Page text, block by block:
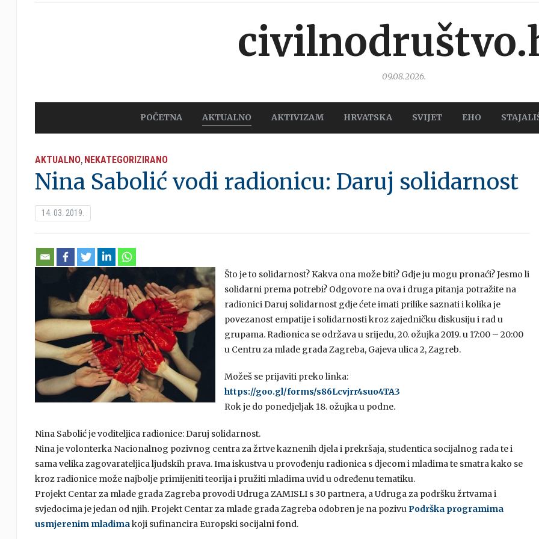
09.08.2026.
POČETNA AKTUALNO AKTIVIZAM HRVATSKA SVIJET EHO
AKTUALNO, NEKATEGORIZIRANO
Nina Sabolić vodi radionicu: Daruj solidarnost
14. 03. 2019.
Što je to solidarnost? Kakva ona može biti? Gdje ju mogu pronaći? Jesmo li
solidarni prema potrebi? Odgovore na ova i druga pitanja potražite na
radionici Daruj solidarnost gdje ćete imati prilike saznati i kolika je
povezanost empatije i solidarnosti kroz zajedničku diskusiju i rad u
grupama. Radionica se održava u srijedu, 20. ožujka 2019. u 17:00 – 20:00
u Centru za mlade grada Zagreba, Gajeva ulica 2, Zagreb.
Možeš se prijaviti preko linka:
https://goo.gl/forms/s86Lcvjrr4suo4TA3
Rok je do ponedjeljak 18. ožujka u podne.
Nina Sabolić je voditeljica radionice: Daruj solidarnost.
Nina je volonterka Nacionalnog pozivnog centra za žrtve kaznenih djela i prekršaja, studentica socijalnog rada te i
sama velika zagovarateljica ljudskih prava. Ima iskustva u provođenju radionica s djecom i mladima te smatra kako se
kroz radionice može najbolje primijeniti teorija i pružiti mladima uvid u određenu tematiku.
Projekt Centar za mlade grada Zagreba provodi Udruga ZAMISLI s 30 partnera, a Udruga za podršku žrtvama i
svjedocima je jedan od njih. Projekt Centar za mlade grada Zagreba odobren je na pozivuPodrška programima
usmjerenim mladimakoji sufinancira Europski socijalni fond.